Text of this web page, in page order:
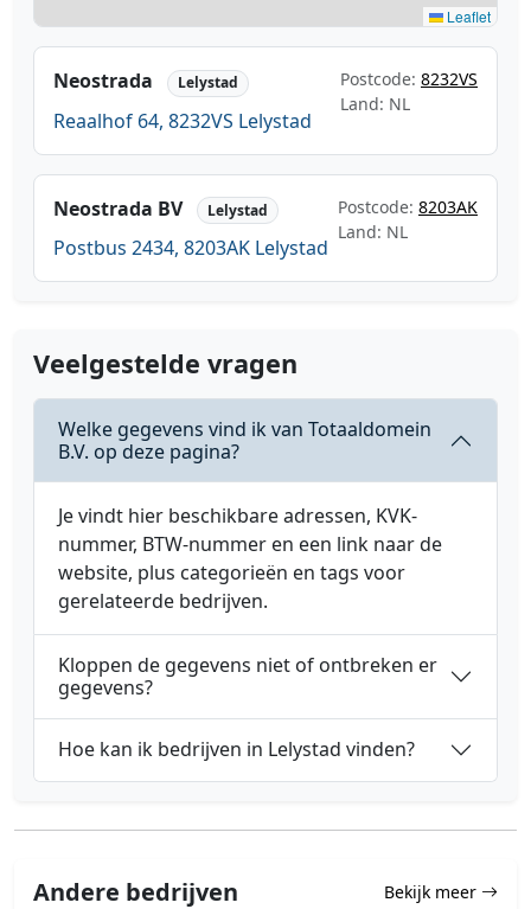
Leaflet
Neostrada Lelystad
Reaalhof 64, 8232VS Lelystad
Postcode: 8232VS
Land: NL
Neostrada BV Lelystad
Postbus 2434, 8203AK Lelystad
Postcode: 8203AK
Land: NL
Veelgestelde vragen
Welke gegevens vind ik van Totaaldomein
B.V. op deze pagina?
Je vindt hier beschikbare adressen, KVK-
nummer, BTW-nummer en een link naar de
website, plus categorieën en tags voor
gerelateerde bedrijven.
Kloppen de gegevens niet of ontbreken er
gegevens?
Hoe kan ik bedrijven in Lelystad vinden?
Andere bedrijven Bekijk meer